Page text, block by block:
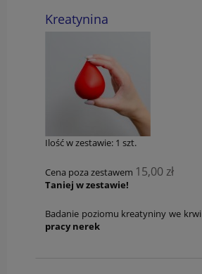
Kreatynina
Ilość w zestawie: 1 szt.
Cena poza zestawem 15,00 zł
Taniej w zestawie!
Badanie poziomu kreatyniny we krwi
pracy nerek